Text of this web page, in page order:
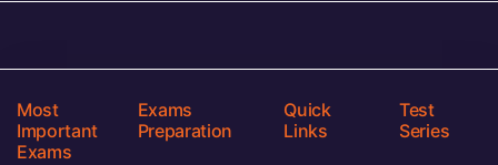
Most
Important
Exams
Exams
Preparation
Quick
Links
Test
Series